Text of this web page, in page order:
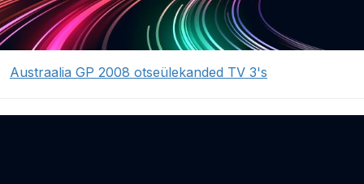
Austraalia GP 2008 otseülekanded TV 3's